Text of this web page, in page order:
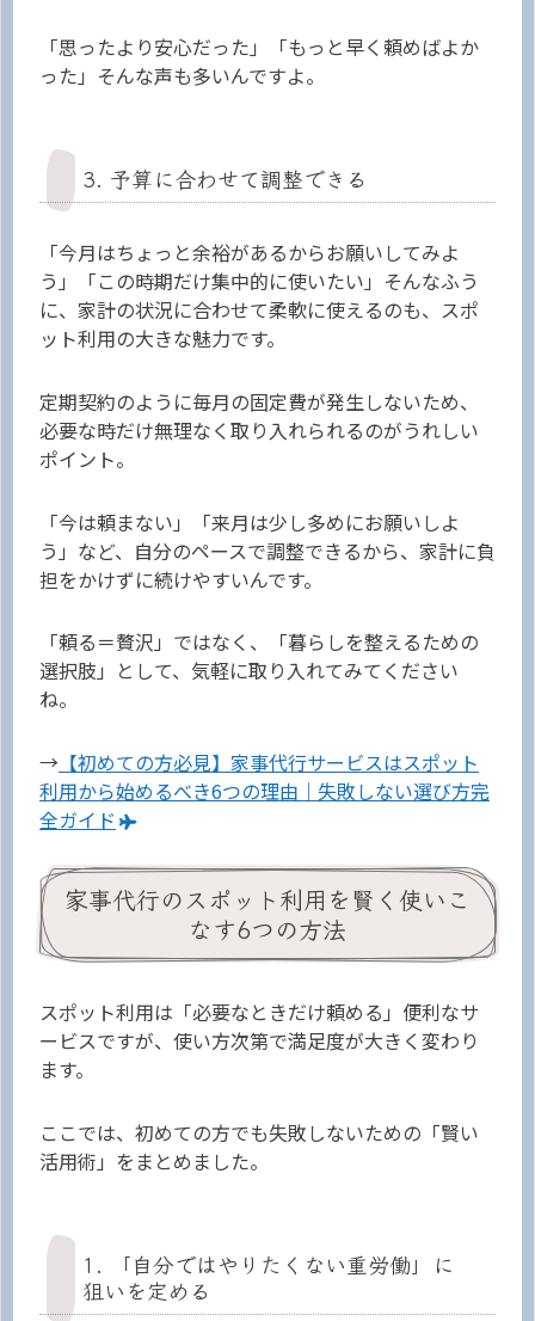
「思ったより安心だった」「もっと早く頼めばよか
った」そんな声も多いんですよ。
3. 予算に合わせて調整できる
「今月はちょっと余裕があるからお願いしてみよ
う」「この時期だけ集中的に使いたい」そんなふう
に、家計の状況に合わせて柔軟に使えるのも、スポ
ット利用の大きな魅力です。
定期契約のように毎月の固定費が発生しないため、
必要な時だけ無理なく取り入れられるのがうれしい
ポイント。
「今は頼まない」「来月は少し多めにお願いしよ
う」など、自分のペースで調整できるから、家計に負
担をかけずに続けやすいんです。
「頼る＝贅沢」ではなく、「暮らしを整えるための
選択肢」として、気軽に取り入れてみてください
ね。
→ 【初めての方必見】家事代行サービスはスポット
利用から始めるべき6つの理由｜失敗しない選び方完
全ガイド
家事代行のスポット利用を賢く使いこ
なす6つの方法
スポット利用は「必要なときだけ頼める」便利なサ
ービスですが、使い方次第で満足度が大きく変わり
ます。
ここでは、初めての方でも失敗しないための「賢い
活用術」をまとめました。
1. 「自分ではやりたくない重労働」に
狙いを定める